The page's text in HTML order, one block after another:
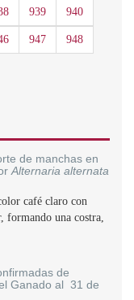
939 940
947 948
de manchas en
Alternaria alternata
café claro con
formando una costra,
de
Ganado al 31 de